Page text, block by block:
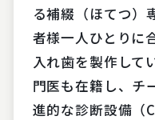
る補綴（ほてつ）
者様一人ひとりに
入れ歯を製作して
門医も在籍し、チ
進的な診断設備（